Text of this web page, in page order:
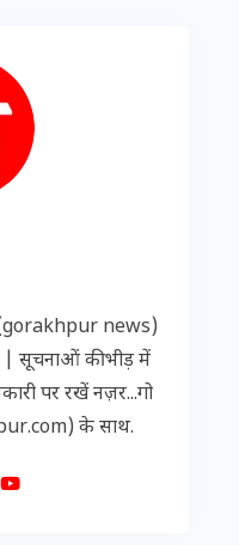
news)
| सूचनाओं की भीड़ में
पर रखें नज़र...गो
के साथ.